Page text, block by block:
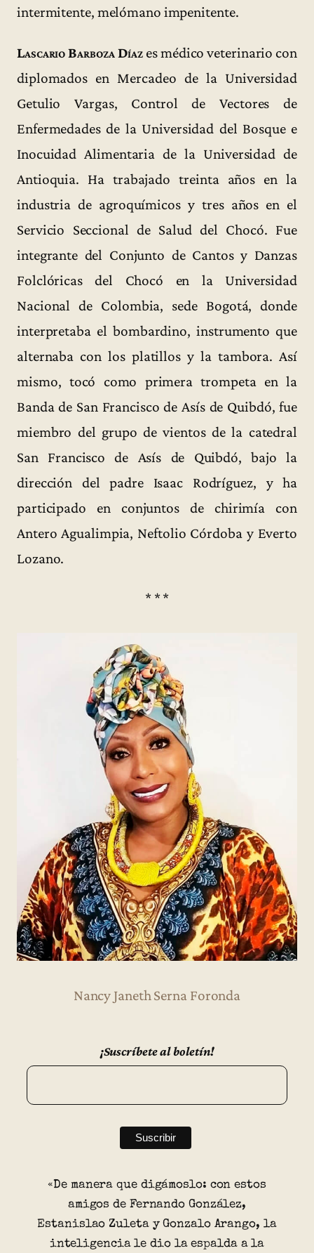
intermitente, melómano impenitente.
Lascario Barboza Díaz es médico veterinario con
diplomados en Mercadeo de la Universidad
Getulio Vargas, Control de Vectores de
Enfermedades de la Universidad del Bosque e
Inocuidad Alimentaria de la Universidad de
Antioquia. Ha trabajado treinta años en la
industria de agroquímicos y tres años en el
Servicio Seccional de Salud del Chocó. Fue
integrante del Conjunto de Cantos y Danzas
Folclóricas del Chocó en la Universidad
Nacional de Colombia, sede Bogotá, donde
interpretaba el bombardino, instrumento que
alternaba con los platillos y la tambora. Así
mismo, tocó como primera trompeta en la
Banda de San Francisco de Asís de Quibdó, fue
miembro del grupo de vientos de la catedral
San Francisco de Asís de Quibdó, bajo la
dirección del padre Isaac Rodríguez, y ha
participado en conjuntos de chirimía con
Antero Agualimpia, Neftolio Córdoba y Everto
Lozano.
* * *
Nancy Janeth Serna Foronda
¡Suscríbete al boletín!
«De manera que digámoslo: con estos
amigos de Fernando González,
Estanislao Zuleta y Gonzalo Arango, la
inteligencia le dio la espalda a la